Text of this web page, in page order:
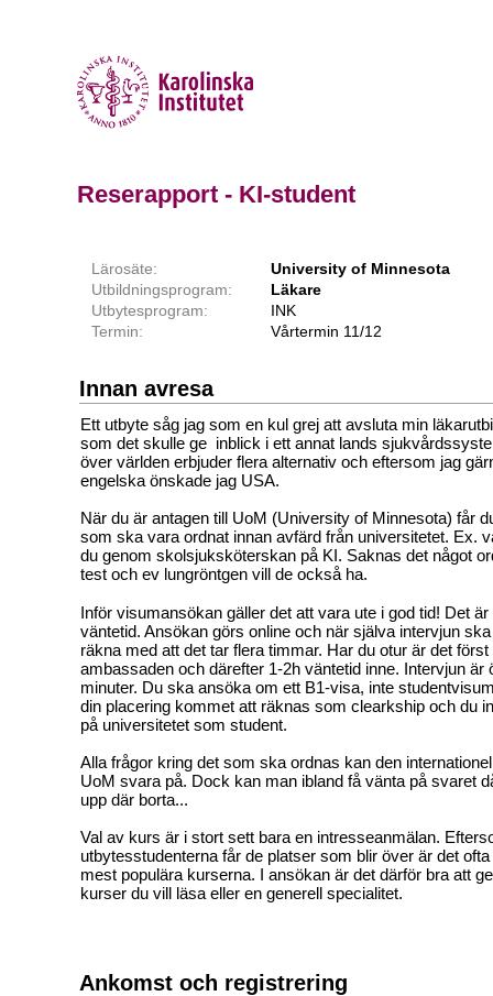
Reserapport - KI-student
Lärosäte:
University of Minnesota
Utbildningsprogram:
Läkare
Utbytesprogram:
INK
Termin:
Vårtermin 11/12
Innan avresa
Ett utbyte såg jag som en kul grej att avsluta min
som det skulle ge inblick i ett annat lands
över världen erbjuder flera alternativ och eftersom jag
engelska önskade jag USA.
När du är antagen till UoM (University of Minnesota) får
som ska vara ordnat innan avfärd från universitetet. Ex.
du genom skolsjuksköterskan på KI. Saknas det något
test och ev lungröntgen vill de också ha.
Inför visumansökan gäller det att vara ute i god tid! Det
väntetid. Ansökan görs online och när själva intervjun
räkna med att det tar flera timmar. Har du otur är det
ambassaden och därefter 1-2h väntetid inne. Intervjun är
minuter. Du ska ansöka om ett B1-visa, inte
din placering kommet att räknas som clearkship och du
på universitetet som student.
Alla frågor kring det som ska ordnas kan den
UoM svara på. Dock kan man ibland få vänta på svaret
upp där borta...
Val av kurs är i stort sett bara en intresseanmälan.
utbytesstudenterna får de platser som blir över är det
mest populära kurserna. I ansökan är det därför bra att
kurser du vill läsa eller en generell specialitet.
Ankomst och registrering